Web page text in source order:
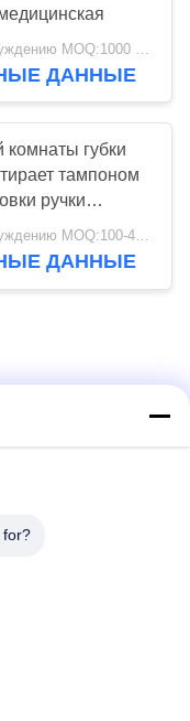
ДАННЫЕ
комнаты губки
тампоном
ручки
к принтеру
Подлежит обсуждению MOQ:100-49999 части
ДАННЫЕ
for?